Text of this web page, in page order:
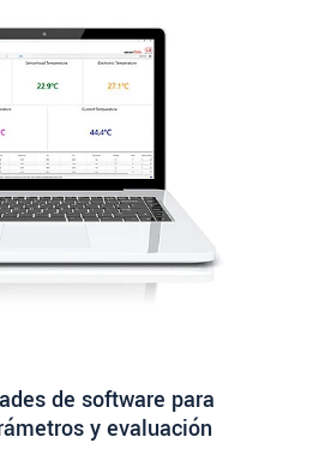
de software para
y evaluación